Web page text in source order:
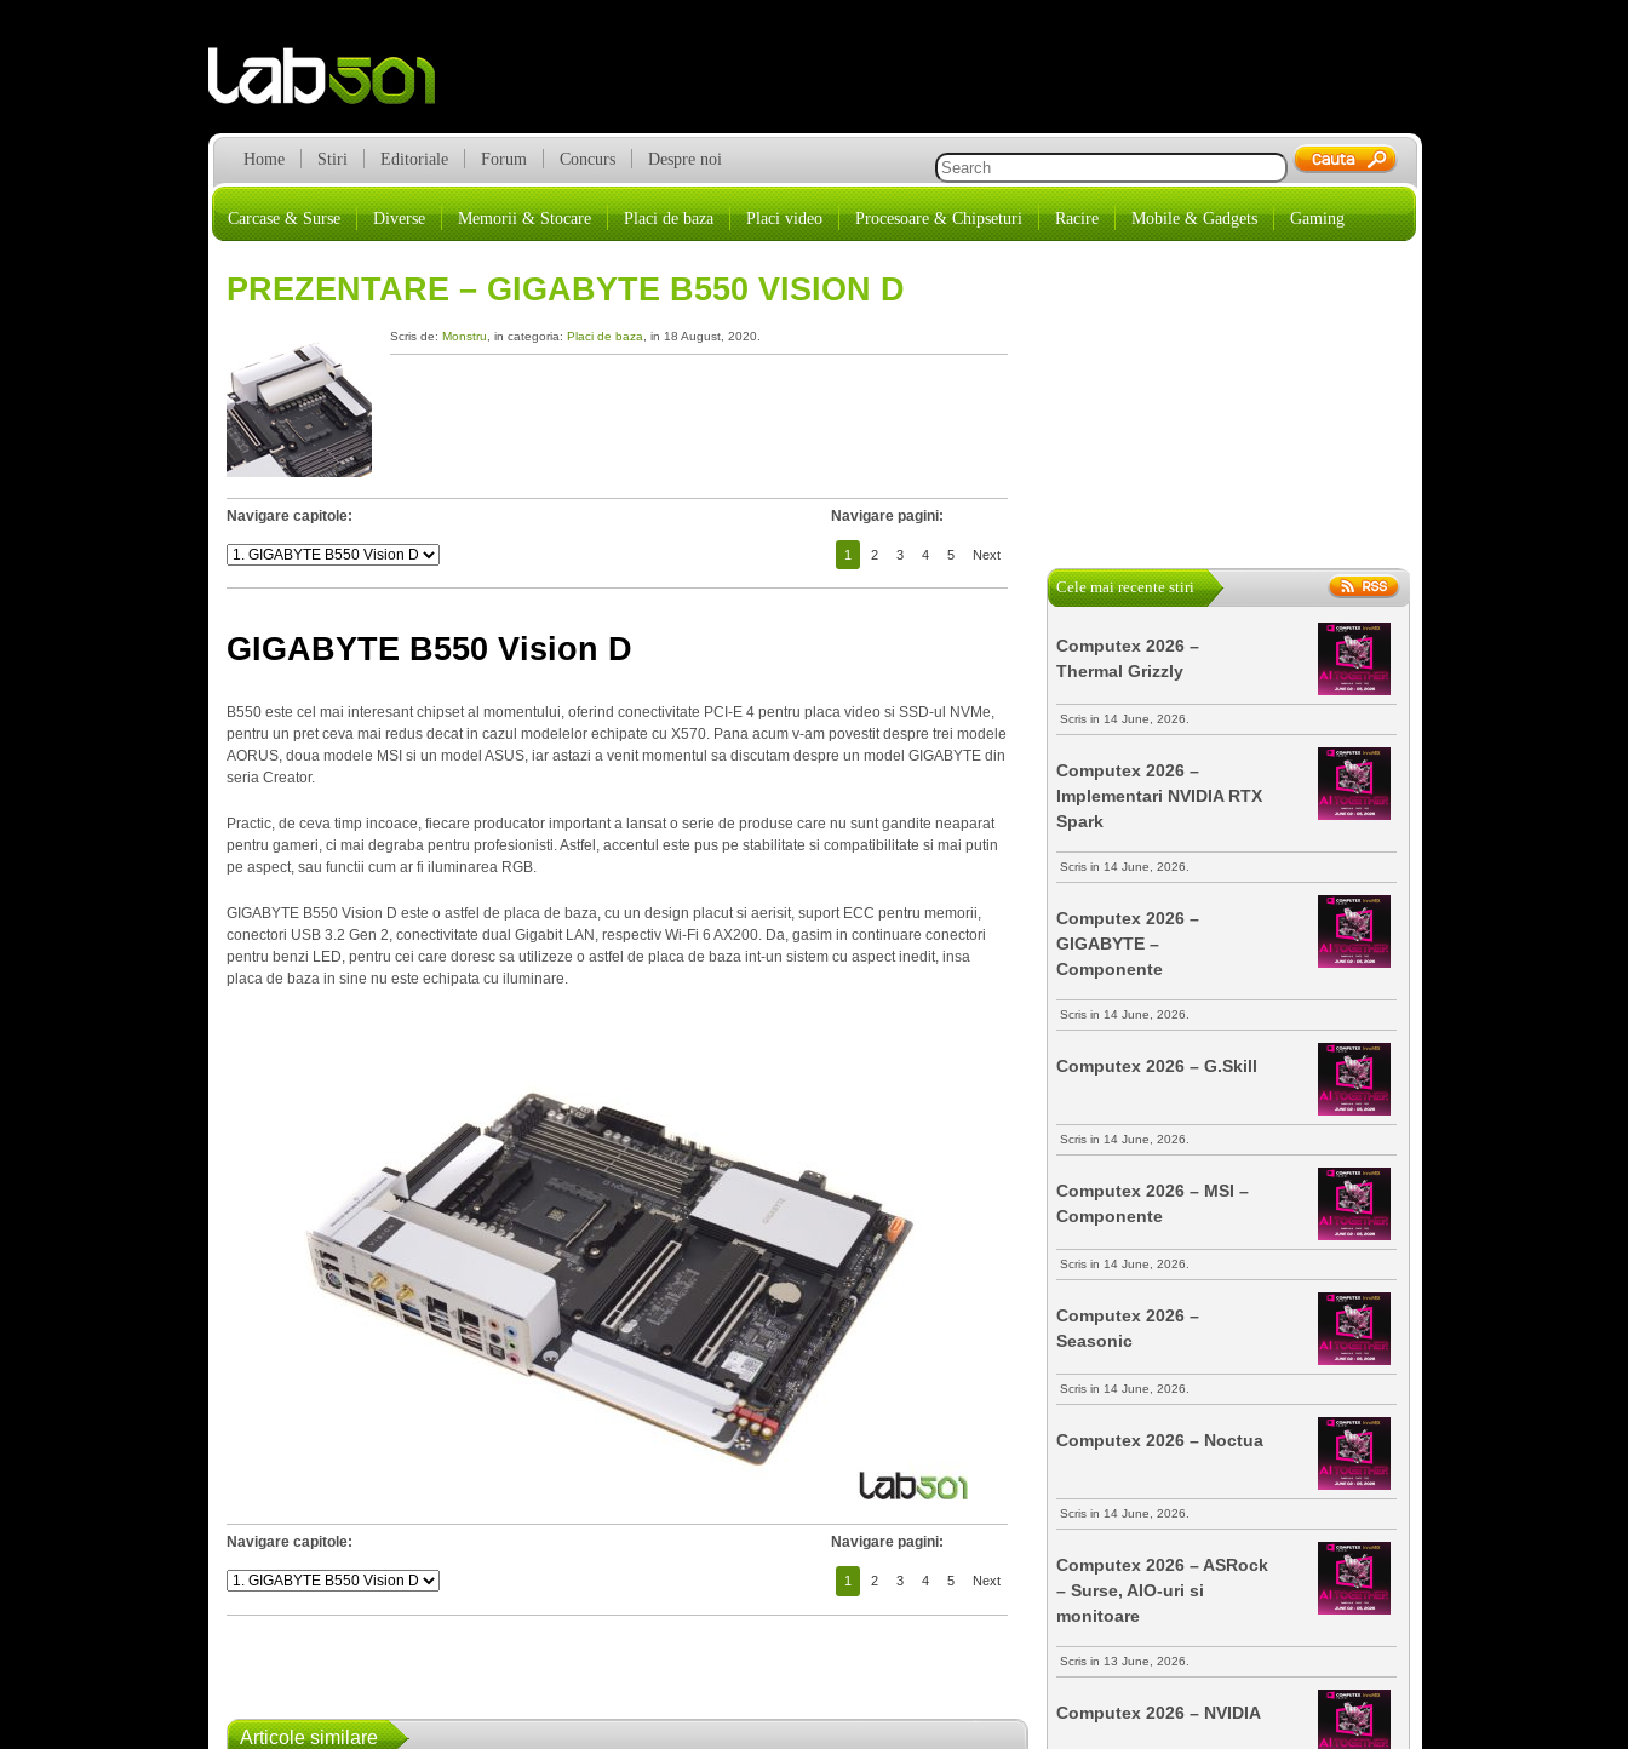
Home Stiri Editoriale Forum Concurs Despre noi
Carcase & Surse Diverse Memorii & Stocare Placi de baza Placi video Procesoare & Chipseturi Racire Mobile & Gadgets Gaming
PREZENTARE – GIGABYTE B550 VISION D
Scris de: Monstru , in categoria: Placi de baza , in 18 August, 2020.
Navigare capitole: Navigare pagini:
1 2 3 4 5 Next
GIGABYTE B550 Vision D
B550 este cel mai interesant chipset al momentului, oferind conectivitate PCI-E 4 pentru placa video si SSD-ul NVMe,
pentru un pret ceva mai redus decat in cazul modelelor echipate cu X570. Pana acum v-am povestit despre trei modele
AORUS, doua modele MSI si un model ASUS, iar astazi a venit momentul sa discutam despre un model GIGABYTE din
seria Creator.
Practic, de ceva timp incoace, fiecare producator important a lansat o serie de produse care nu sunt gandite neaparat
pentru gameri, ci mai degraba pentru profesionisti. Astfel, accentul este pus pe stabilitate si compatibilitate si mai putin
pe aspect, sau functii cum ar fi iluminarea RGB.
GIGABYTE B550 Vision D este o astfel de placa de baza, cu un design placut si aerisit, suport ECC pentru memorii,
conectori USB 3.2 Gen 2, conectivitate dual Gigabit LAN, respectiv Wi-Fi 6 AX200. Da, gasim in continuare conectori
pentru benzi LED, pentru cei care doresc sa utilizeze o astfel de placa de baza int-un sistem cu aspect inedit, insa
placa de baza in sine nu este echipata cu iluminare.
Navigare capitole: Navigare pagini:
1 2 3 4 5 Next
Articole similare
Cele mai recente stiri
Computex 2026 –
Thermal Grizzly
Scris in 14 June, 2026.
Computex 2026 –
Implementari NVIDIA RTX
Spark
Scris in 14 June, 2026.
Computex 2026 –
GIGABYTE –
Componente
Scris in 14 June, 2026.
Computex 2026 – G.Skill
Scris in 14 June, 2026.
Computex 2026 – MSI –
Componente
Scris in 14 June, 2026.
Computex 2026 –
Seasonic
Scris in 14 June, 2026.
Computex 2026 – Noctua
Scris in 14 June, 2026.
Computex 2026 – ASRock
– Surse, AIO-uri si
monitoare
Scris in 13 June, 2026.
Computex 2026 – NVIDIA